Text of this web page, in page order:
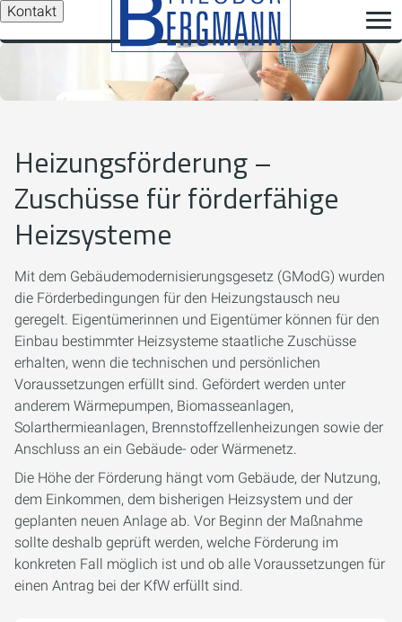
Kontakt
Heizungsförderung –
Zuschüsse für förderfähige
Heizsysteme
Mit dem Gebäudemodernisierungsgesetz (GModG) wurden
die Förderbedingungen für den Heizungstausch neu
geregelt. Eigentümerinnen und Eigentümer können für den
Einbau bestimmter Heizsysteme staatliche Zuschüsse
erhalten, wenn die technischen und persönlichen
Voraussetzungen erfüllt sind. Gefördert werden unter
anderem Wärmepumpen, Biomasseanlagen,
Solarthermieanlagen, Brennstoffzellenheizungen sowie der
Anschluss an ein Gebäude- oder Wärmenetz.
Die Höhe der Förderung hängt vom Gebäude, der Nutzung,
dem Einkommen, dem bisherigen Heizsystem und der
geplanten neuen Anlage ab. Vor Beginn der Maßnahme
sollte deshalb geprüft werden, welche Förderung im
konkreten Fall möglich ist und ob alle Voraussetzungen für
einen Antrag bei der KfW erfüllt sind.